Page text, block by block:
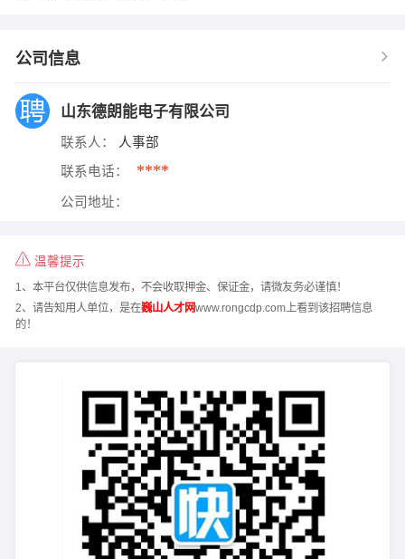
公司信息
山东德朗能电子有限公司
联系人： 人事部
联系电话： ****
公司地址：
温馨提示
1、本平台仅供信息发布，不会收取押金、保证金，请微友务必谨慎！
2、请告知用人单位，是在巍山人才网www.rongcdp.com上看到该招聘信息
的！